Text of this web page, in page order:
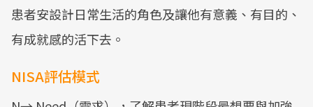
患者安設計日常生活的角色及讓他有意義、有目的、
有成就感的活下去。
NISA評估模式